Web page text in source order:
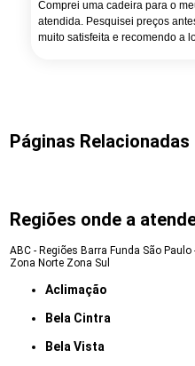
Comprei uma cadeira para o
atendida. Pesquisei preços
muito satisfeita e recomendo a
Páginas Relacionadas
Regiões onde a
ABC - Regiões Barra Funda São Paulo
Zona Norte Zona Sul
Aclimação
Bela Cintra
Bela Vista